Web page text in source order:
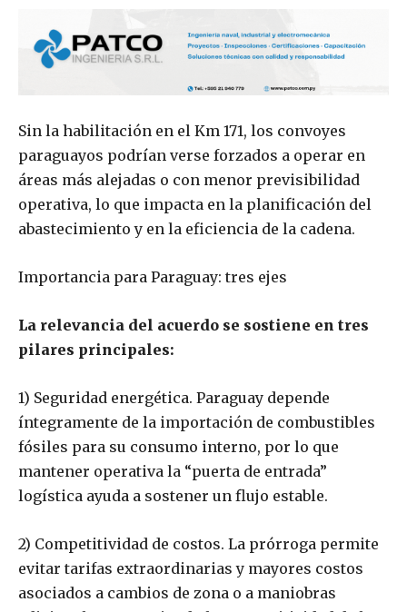
Sin la habilitación en el Km 171, los convoyes
paraguayos podrían verse forzados a operar en
áreas más alejadas o con menor previsibilidad
operativa, lo que impacta en la planificación del
abastecimiento y en la eficiencia de la cadena.
Importancia para Paraguay: tres ejes
La relevancia del acuerdo se sostiene en tres
pilares principales:
1) Seguridad energética. Paraguay depende
íntegramente de la importación de combustibles
fósiles para su consumo interno, por lo que
mantener operativa la “puerta de entrada”
logística ayuda a sostener un flujo estable.
2) Competitividad de costos. La prórroga permite
evitar tarifas extraordinarias y mayores costos
asociados a cambios de zona o a maniobras